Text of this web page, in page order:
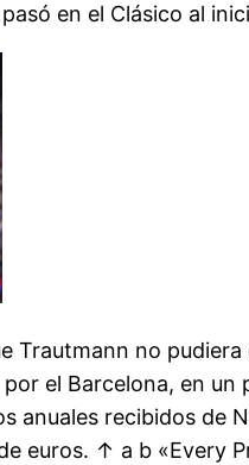
en el Clásico al
Trautmann no
el Barcelona, en un
anuales recibidos de
euros. ↑ a b «Every